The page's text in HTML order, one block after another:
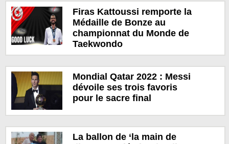
Firas Kattoussi remporte la
Médaille de Bonze au
championnat du Monde de
Taekwondo
Mondial Qatar 2022 : Messi
dévoile ses trois favoris
pour le sacre final
La ballon de ‘la main de